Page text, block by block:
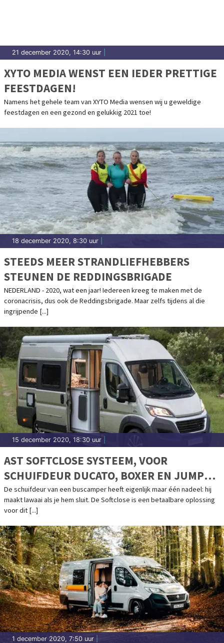
21 december 2020, 14:30 uur
XYTO MEDIA WENST EEN IEDER PRETTIGE
FEESTDAGEN!
Namens het gehele team van XYTO Media wensen wij u geweldige
feestdagen en een gezond en gelukkig 2021 toe!
18 december 2020, 8:30 uur
STEEDS MEER STRANDLIEFHEBBERS
STEUNEN DE REDDINGSBRIGADE
NEDERLAND - 2020, wat een jaar! Iedereen kreeg te maken met de
coronacrisis, dus ook de Reddingsbrigade. Maar zelfs tijdens al die
ingrijpende [...]
15 december 2020, 18:30 uur
AST SOFTCLOSE SYSTEEM, VOOR
SCHUIFDEUR DUCATO, BOXER EN JUMPER
>2006
De schuifdeur van een buscamper heeft eigenlijk maar één nadeel: hij
maakt lawaai als je hem sluit. De Softclose is een betaalbare oplossing
voor dit [...]
1 december 2020, 7:50 uur